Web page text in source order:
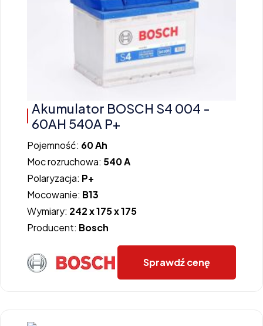
Akumulator BOSCH S4 004 -
60AH 540A P+
Pojemność: 60 Ah
Moc rozruchowa: 540 A
Polaryzacja: P+
Mocowanie: B13
Wymiary: 242 x 175 x 175
Producent: Bosch
Sprawdź cenę